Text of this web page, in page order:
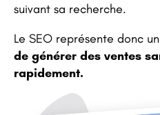
suivant sa recherche.
Le SEO représente donc
de générer des ventes
rapidement.